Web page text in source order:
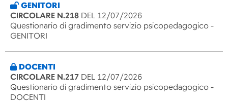
GENITORI
CIRCOLARE N.218 DEL 12/07/2026
Questionario di gradimento servizio psicopedagogico -
GENITORI
DOCENTI
CIRCOLARE N.217 DEL 12/07/2026
Questionario di gradimento servizio psicopedagogico -
DOCENTI